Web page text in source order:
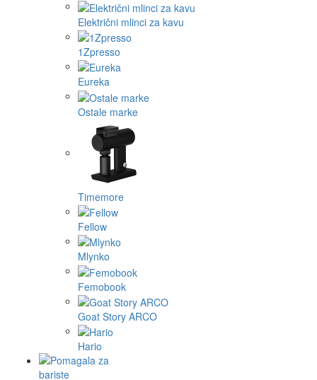
Električni mlinci za kavu
1Zpresso
Eureka
Ostale marke
Timemore
Fellow
Mlynko
Femobook
Goat Story ARCO
Hario